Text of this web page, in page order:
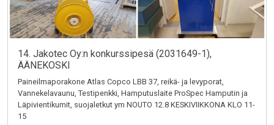
14. Jakotec Oy:n konkurssipesä (2031649-1),
ÄÄNEKOSKI
Paineilmaporakone Atlas Copco LBB 37, reikä- ja levyporat,
Vannekelavaunu, Testipenkki, Hamputuslaite ProSpec Hamputin ja
Läpivientikumit, suojaletkut ym NOUTO 12.8 KESKIVIIKKONA KLO 11-
15